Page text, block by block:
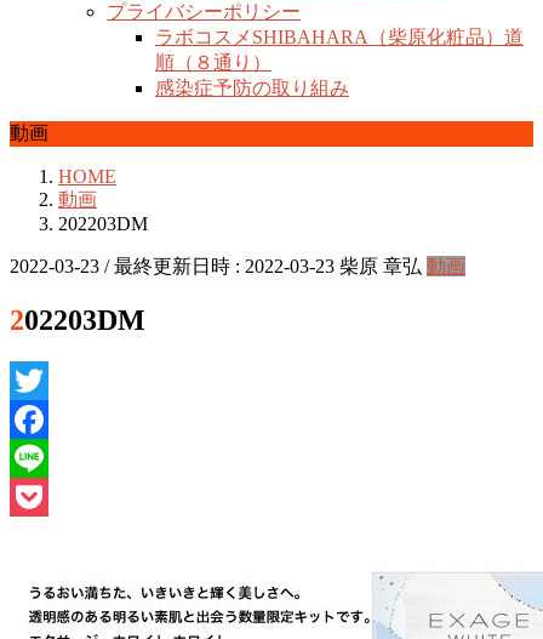
プライバシーポリシー
ラボコスメSHIBAHARA（柴原化粧品）道
順（８通り）
感染症予防の取り組み
動画
HOME
動画
202203DM
2022-03-23 / 最終更新日時 : 2022-03-23 柴原 章弘 動画
202203DM
Twitter
Facebook
Line